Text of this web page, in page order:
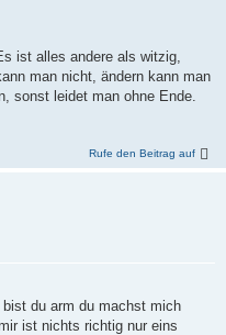
ist alles andere als witzig,
man nicht, ändern kann man
sonst leidet man ohne Ende.
Rufe den Beitrag auf
du arm du machst mich
ist nichts richtig nur eins